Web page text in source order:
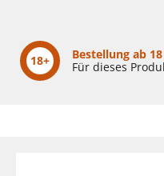
18+
Bestellung ab
Für dieses